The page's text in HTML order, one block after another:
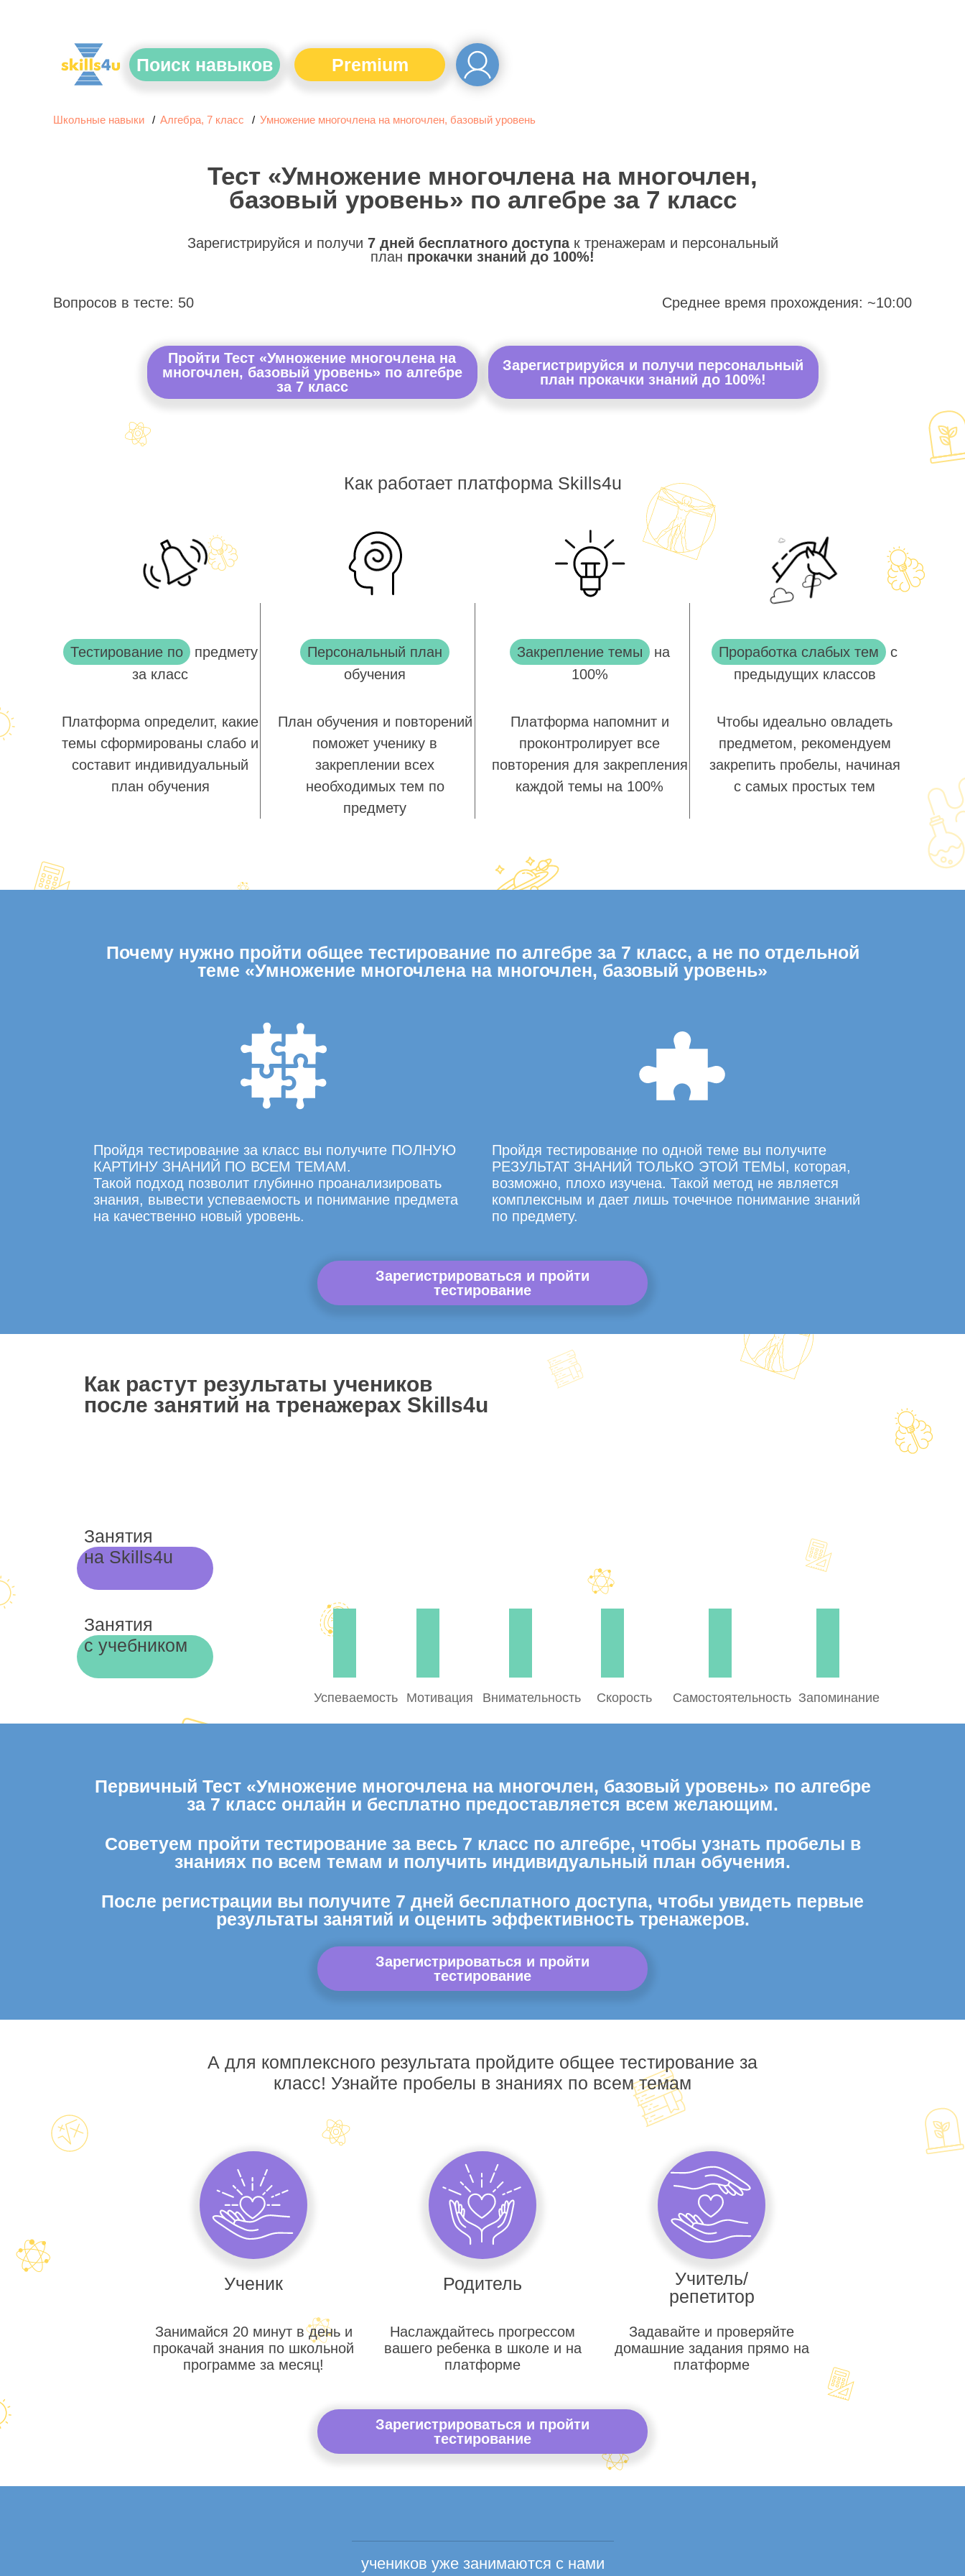
Поиск навыков Premium
Школьные навыки Алгебра, 7 класс Умножение многочлена на многочлен, базовый уровень
Тест «Умножение многочлена на многочлен,
базовый уровень» по алгебре за 7 класс
Зарегистрируйся и получи 7 дней бесплатного доступак тренажерам и персональный
план прокачки знаний до 100%!
Вопросов в тесте: 50 Среднее время прохождения: ~10:00
Пройти Тест «Умножение многочлена на
многочлен, базовый уровень» по алгебре
за 7 класс
Зарегистрируйся и получи персональный
план прокачки знаний до 100%!
Как работает платформа Skills4u
Тестирование по предмету
за класс
Платформа определит, какие
темы сформированы слабо и
составит индивидуальный
план обучения
Персональный план
обучения
План обучения и повторений
поможет ученику в
закреплении всех
необходимых тем по
предмету
Закрепление темы на
100%
Платформа напомнит и
проконтролирует все
повторения для закрепления
каждой темы на 100%
Проработка слабых тем
с
предыдущих классов
Чтобы идеально овладеть
предметом, рекомендуем
закрепить пробелы, начиная
с самых простых тем
Почему нужно пройти общее тестирование по алгебре за 7 класс, а не по отдельной
теме «Умножение многочлена на многочлен, базовый уровень»
Пройдя тестирование за класс вы получите ПОЛНУЮ
КАРТИНУ ЗНАНИЙ ПО ВСЕМ ТЕМАМ.
Такой подход позволит глубинно проанализировать
знания, вывести успеваемость и понимание предмета
на качественно новый уровень.
Пройдя тестирование по одной теме вы получите
РЕЗУЛЬТАТ ЗНАНИЙ ТОЛЬКО ЭТОЙ ТЕМЫ, которая,
возможно, плохо изучена. Такой метод не является
комплексным и дает лишь точечное понимание знаний
по предмету.
Зарегистрироваться и пройти
тестирование
Как растут результаты учеников
после занятий на тренажерах Skills4u
Занятия
на Skills4u
Занятия
с учебником
Успеваемость Мотивация Внимательность Скорость Самостоятельность Запоминание
Первичный Тест «Умножение многочлена на многочлен, базовый уровень» по алгебре
за 7 класс онлайн и бесплатно предоставляется всем желающим.
Советуем пройти тестирование за весь 7 класс по алгебре, чтобы узнать пробелы в
знаниях по всем темам и получить индивидуальный план обучения.
После регистрации вы получите 7 дней бесплатного доступа, чтобы увидеть первые
результаты занятий и оценить эффективность тренажеров.
Зарегистрироваться и пройти
тестирование
А для комплексного результата пройдите общее тестирование за
класс! Узнайте пробелы в знаниях по всем темам
Ученик
Занимайся 20 минут в день и
прокачай знания по школьной
программе за месяц!
Родитель
Наслаждайтесь прогрессом
вашего ребенка в школе и на
платформе
Учитель/
репетитор
Задавайте и проверяйте
домашние задания прямо на
платформе
Зарегистрироваться и пройти
тестирование
учеников уже занимаются с нами